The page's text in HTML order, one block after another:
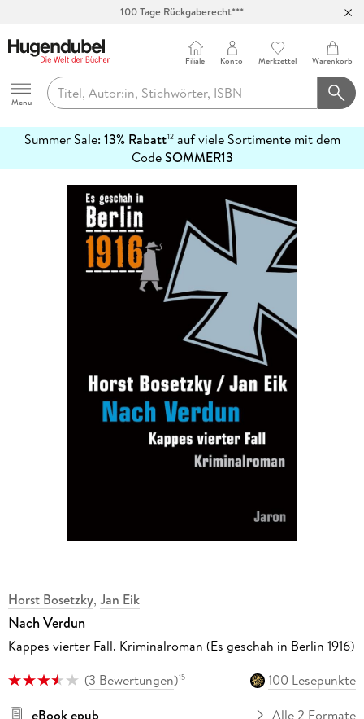
100 Tage Rückgaberecht***
Hugendubel
Menu
Filiale Konto Merkzettel Warenkorb
Summer Sale: 13% Rabatt12auf viele Sortimente mit dem
CodeSOMMER13
erfahren
Horst Bosetzky, Jan Eik
Nach Verdun
Kappes vierter Fall. Kriminalroman (Es geschah in Berlin 1916)
(3 Bewertungen)15
100 Lesepunkte
eBook epub
Alle 2 Formate